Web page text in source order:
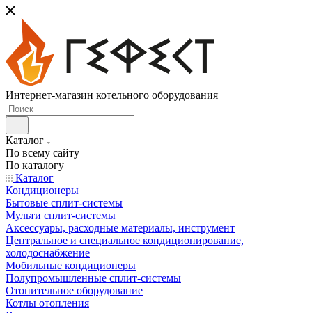
Интернет-магазин котельного оборудования
Каталог
По всему сайту
По каталогу
Каталог
Кондиционеры
Бытовые сплит-системы
Мульти сплит-системы
Аксессуары, расходные материалы, инструмент
Центральное и специальное кондиционирование,
холодоснабжение
Мобильные кондиционеры
Полупромышленные сплит-системы
Отопительное оборудование
Котлы отопления